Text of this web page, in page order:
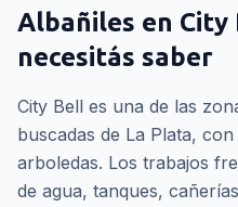
Albañiles en City
necesitás saber
City Bell es una de las
buscadas de La Plata,
arboledas. Los trabajos
de agua, tanques,